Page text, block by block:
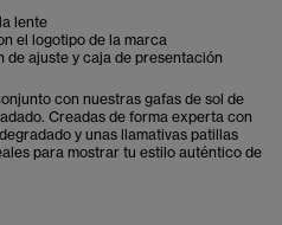
lente
el logotipo de la marca
ajuste y caja de presentación
con nuestras gafas de sol de
Creadas de forma experta con
y unas llamativas patillas
para mostrar tu estilo auténtico de